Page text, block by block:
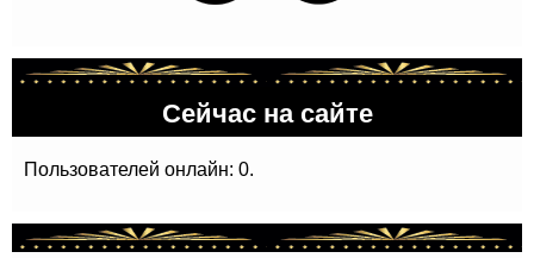
Сейчас на сайте
Пользователей онлайн: 0.